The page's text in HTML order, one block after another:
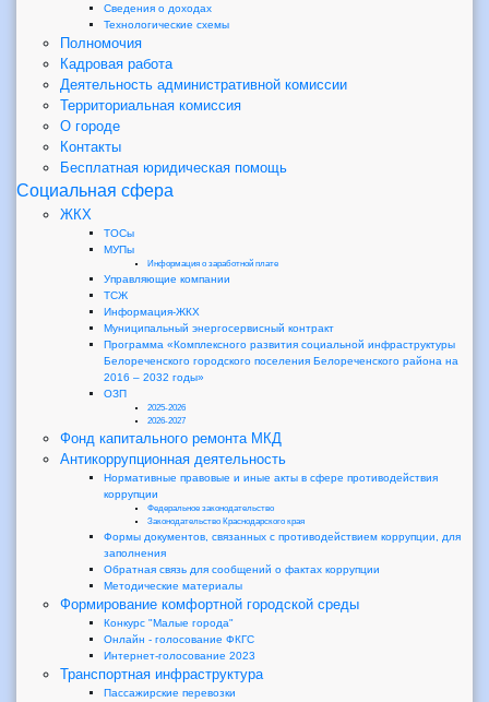
Сведения о доходах
Технологические схемы
Полномочия
Кадровая работа
Деятельность административной комиссии
Территориальная комиссия
О городе
Контакты
Бесплатная юридическая помощь
Социальная сфера
ЖКХ
ТОСы
МУПы
Информация о заработной плате
Управляющие компании
ТСЖ
Информация-ЖКХ
Муниципальный энергосервисный контракт
Программа «Комплексного развития социальной инфраструктуры
Белореченского городского поселения Белореченского района на
2016 – 2032 годы»
ОЗП
2025-2026
2026-2027
Фонд капитального ремонта МКД
Антикоррупционная деятельность
Нормативные правовые и иные акты в сфере противодействия
коррупции
Федеральное законодательство
Законодательство Краснодарского края
Формы документов, связанных с противодействием коррупции, для
заполнения
Обратная связь для сообщений о фактах коррупции
Методические материалы
Формирование комфортной городской среды
Конкурс "Малые города"
Онлайн - голосование ФКГС
Интернет-голосование 2023
Транспортная инфраструктура
Пассажирские перевозки